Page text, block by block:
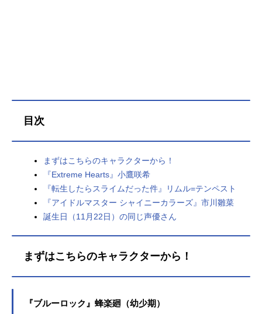
目次
まずはこちらのキャラクターから！
『Extreme Hearts』小鷹咲希
『転生したらスライムだった件』リムル=テンペスト
『アイドルマスター シャイニーカラーズ』市川雛菜
誕生日（11月22日）の同じ声優さん
まずはこちらのキャラクターから！
『ブルーロック』蜂楽廻（幼少期）